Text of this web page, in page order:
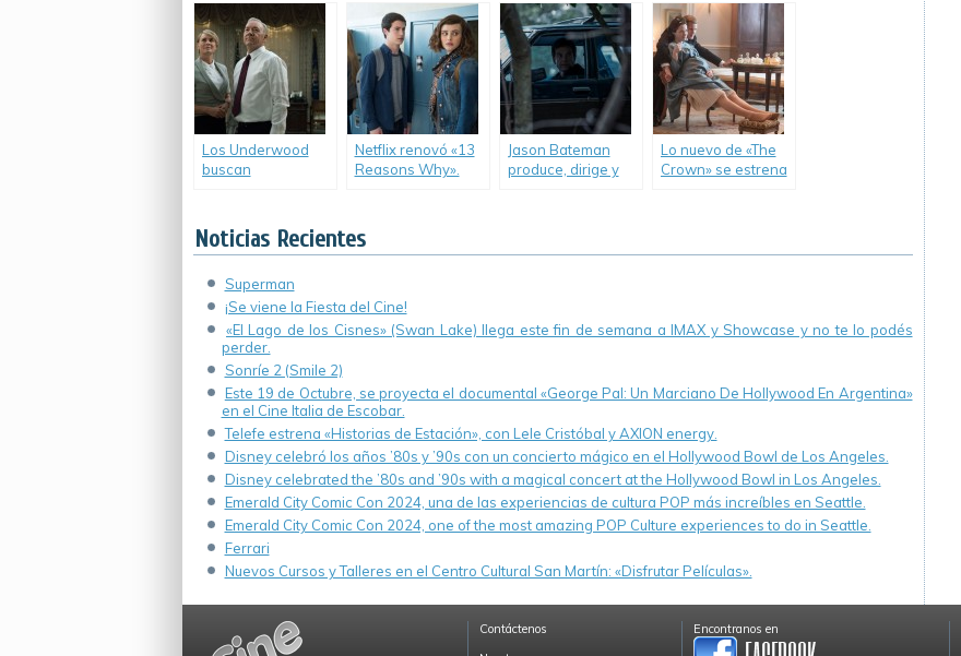
de «House of
Cards».
Los Underwood
buscan
2036!
Netflix renovó «13
Reasons Why».
Jason Bateman
produce, dirige y
Lo nuevo de «The
Crown» se estrena
Noticias Recientes
Superman
¡Se viene la Fiesta del Cine!
«El Lago de los Cisnes» (Swan Lake) llega este fin de semana a IMAX y Showcase y no te lo podés
perder.
Sonríe 2 (Smile 2)
Este 19 de Octubre, se proyecta el documental «George Pal: Un Marciano De Hollywood En Argentina»
en el Cine Italia de Escobar.
Telefe estrena «Historias de Estación», con Lele Cristóbal y AXION energy.
Disney celebró los años ’80s y ’90s con un concierto mágico en el Hollywood Bowl de Los Angeles.
Disney celebrated the ’80s and ’90s with a magical concert at the Hollywood Bowl in Los Angeles.
Emerald City Comic Con 2024, una de las experiencias de cultura POP más increíbles en Seattle.
Emerald City Comic Con 2024, one of the most amazing POP Culture experiences to do in Seattle.
Ferrari
Nuevos Cursos y Talleres en el Centro Cultural San Martín: «Disfrutar Películas».
Contáctenos
Encontranos en